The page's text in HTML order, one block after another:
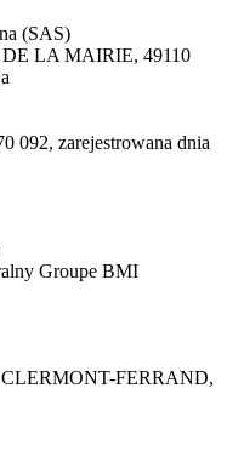
(SAS)
LA MAIRIE, 49110
092, zarejestrowana dnia
Groupe BMI
FERRAND,